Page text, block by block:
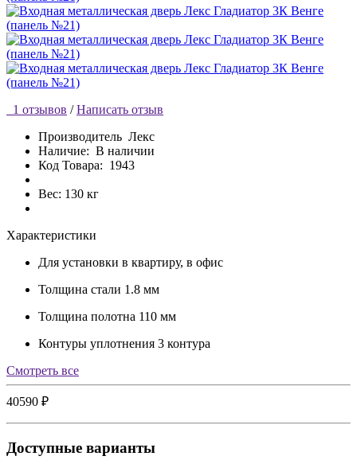
1 отзывов / Написать отзыв
Производитель Лекс
Наличие: В наличии
Код Товара: 1943
Вес: 130 кг
Характеристики
Для установки в квартиру, в офис
Толщина стали 1.8 мм
Толщина полотна 110 мм
Контуры уплотнения 3 контура
Cмотреть все
40590 ₽
Доступные варианты